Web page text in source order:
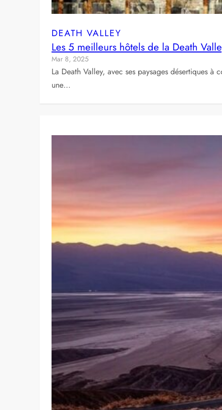
DEATH VALLEY
Les 5 meilleurs hôtels de la Death
Mar 8, 2025
La Death Valley, avec ses paysages désertiques à
une…